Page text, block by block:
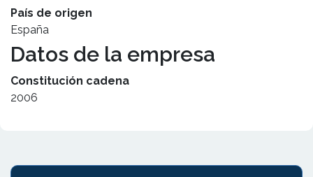
País de origen
España
Datos de la empresa
Constitución cadena
2006